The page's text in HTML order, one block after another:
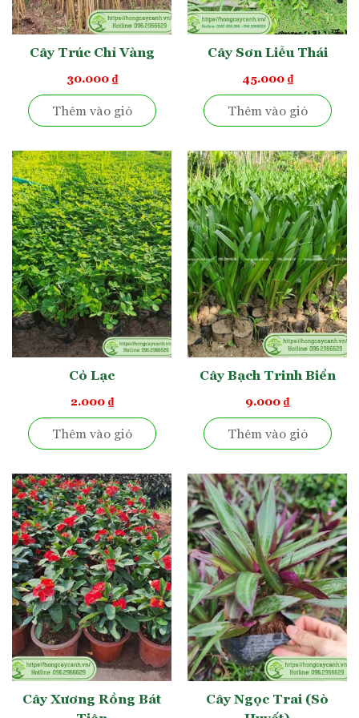
kiên cường trong cuộc sống mà còn đại diện cho tình yêu đôi
lứa và sự gắn bó lâu dài. Hình dáng của hoa tạo nên một ước
trồng và trang trí cây mỏ két ngoại cảnh với mong muốn có
một tình yêu vẹn toàn, hạnh phúc.
Vườn giao cây mỏ két cho khách Hà Nội
Công dụng của cây mỏ két
Mỏ kétthường được trồng tang trí sân vườn. Cây được
trồng thành hàng thẳng làm rào chắn tự nhiên, trồng ven
tường che đi sự thô cứng của vật liệu xi măng,… Có thể kết
hợp trồng loại cây này với nhiều cây tầm thấp nhưlá gấm
cảnh, cỏ lan chi để sân vườn mang hiệu ứng đa tầng thêm
cuốn hút và ấn tượng.
Chuối mỏ két
Cây Trúc Chỉ Vàng
30.000 ₫
Thêm vào giỏ
Cây Sơn Liễu Thái
45.000 ₫
Thêm vào giỏ
Cỏ Lạc
2.000 ₫
Thêm vào giỏ
Cây Bạch Trinh Biển
9.000 ₫
Thêm vào giỏ
Cây Xương Rồng Bát
Cây Ngọc Trai (Sò